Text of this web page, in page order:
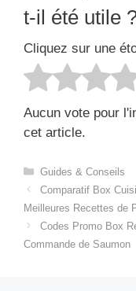
t-il été utile
Cliquez sur une
Aucun vote pour
cet article.
Catégories
Guides & Conseils
Comparatif Box
Meilleures Recettes de
Codes Promo Box
Commande de Saumon